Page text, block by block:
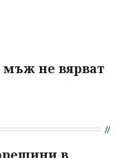
мъж не вярват
в